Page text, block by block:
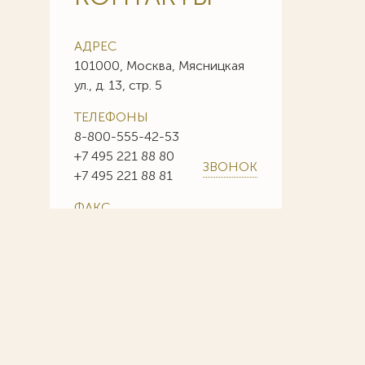
АДРЕС
101000, Москва, Мясницкая
ул., д. 13, стр. 5
ТЕЛЕФОНЫ
8-800-555-42-53
+7 495 221 88 80
+7 495 221 88 81
ЗВОНОК
ФАКС